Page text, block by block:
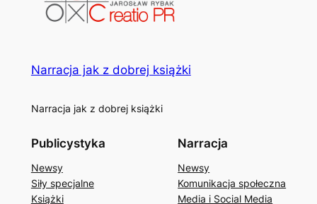
Narracja jak z dobrej książki
Narracja jak z dobrej książki
Publicystyka
Newsy
Siły specjalne
Książki
Narracja
Newsy
Komunikacja społeczna
Media i Social Media